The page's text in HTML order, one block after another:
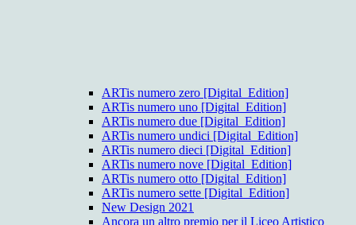
ARTis numero zero [Digital_Edition]
ARTis numero uno [Digital_Edition]
ARTis numero due [Digital_Edition]
ARTis numero undici [Digital_Edition]
ARTis numero dieci [Digital_Edition]
ARTis numero nove [Digital_Edition]
ARTis numero otto [Digital_Edition]
ARTis numero sette [Digital_Edition]
New Design 2021
Ancora un altro premio per il Liceo Artistico